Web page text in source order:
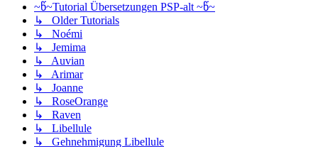
~წ~Tutorial Übersetzungen PSP-alt ~წ~
↳ Older Tutorials
↳ Noémi
↳ Jemima
↳ Auvian
↳ Arimar
↳ Joanne
↳ RoseOrange
↳ Raven
↳ Libellule
↳ Gehnehmigung Libellule